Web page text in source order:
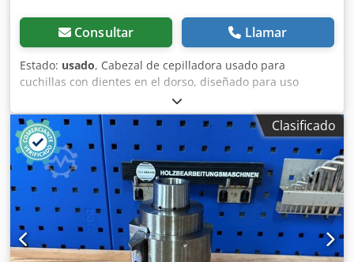
Consultar Llamar
Estado: usado, Cabezal de cepilladora usado para
cuchillas con dientes en el dorso, diseñado para uso
profesional en el procesamiento de madera. Este cabezal
de cepilladora para cuchillas con dientes en el dorso es
adecuado para las tareas de procesamiento típicas de este
tipo de máquina y, previa consulta, se puede inspeccionar.
Se proporcionarán datos técnicos adicionales y el estado
exacto a petición. Datos técnicos: - Cuchillas: RVZ Z4 -
Diámetro exterior (ø): 122 mm Djdozrynvopfx Apisck -
Orificio: 40 mm - Longitud: 150 mm - Material: Acero
Clasificado